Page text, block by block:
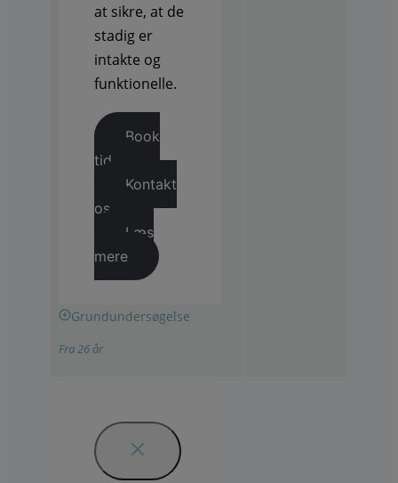
at sikre, at de
stadig er
intakte og
funktionelle.
Book
tid
Kontakt
os
Læs
mere
Grundundersøgelse
Fra 26 år